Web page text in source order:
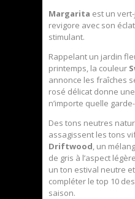
Margarita est un
revigore avec son
stimulant.
Rappelant un jardin
printemps, la couleur
annonce les fraîches
rosé délicat donne
n’importe quelle
Des tons neutres
assagissent les tons
Driftwood, un
de gris à l’aspect
un ton estival neutre
compléter le top 10
saison.